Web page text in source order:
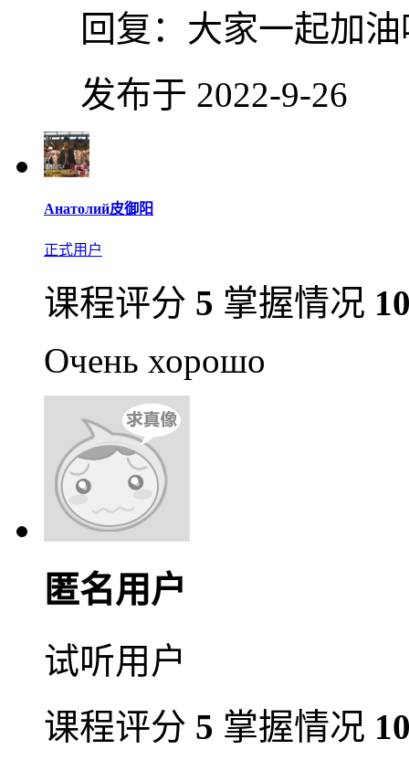
回复： 大家一起加油
发布于 2022-9-26
Анатолий皮御阳
正式用户
课程评分 5 掌握情况
Очень хорошо
匿名用户
试听用户
课程评分 5 掌握情况